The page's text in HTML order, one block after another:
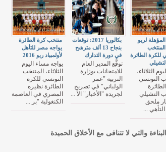
منتخب كرة الطائرة
يواجه مصر للتأهل
لأولمبياد ريو 2016
يواجه مساء اليوم
الثلاثاء، المنتخب
التونسي للكرة
الطائرة نظيره
المصري في العاصمة
الكنغولية "بر ...
بكالوريا 2017: توقعات
بنجاح 13 ألف مترشح
في دورة التدارك
توقَّع المدير العام
للامتحانات بوزارة
التربية "عمر
الولباني" في تصريح
لجريدة "الأخبار" الأ ...
لريو
المنتخب
للكرة الطائرة
الثلاثاء،
التونسي
التشيلي
ملحق
التأهي ...
والتي لا تتنافى مع الأخلاق الحميدة